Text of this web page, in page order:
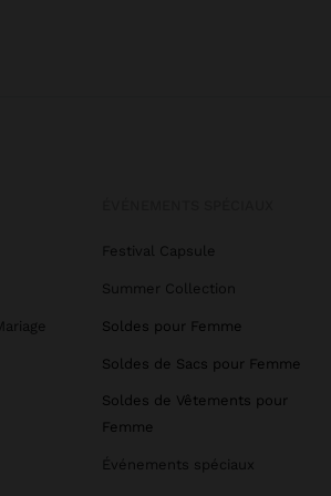
Festival Capsule
Summer Collection
Soldes pour Femme
Soldes de Sacs pour Femme
Soldes de Vêtements pour
Femme
Événements spéciaux